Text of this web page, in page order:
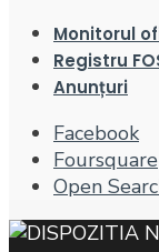
Monitorul
Registru
Anunțuri
Facebook
Foursquare
Open